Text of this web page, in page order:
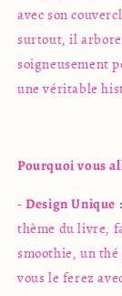
avec son
surtout, il
soigneusement
une véritable
Pourquoi vous
-Design Unique :
thème du livre,
smoothie, un thé
vous le ferez